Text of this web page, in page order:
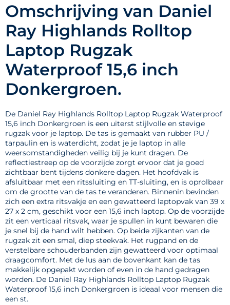
Omschrijving van Daniel
Ray Highlands Rolltop
Laptop Rugzak
Waterproof 15,6 inch
Donkergroen.
De Daniel Ray Highlands Rolltop Laptop Rugzak Waterproof
15,6 inch Donkergroen is een uiterst stijlvolle en stevige
rugzak voor je laptop. De tas is gemaakt van rubber PU /
tarpaulin en is waterdicht, zodat je je laptop in alle
weersomstandigheden veilig bij je kunt dragen. De
reflectiestreep op de voorzijde zorgt ervoor dat je goed
zichtbaar bent tijdens donkere dagen. Het hoofdvak is
afsluitbaar met een ritssluiting en TT-sluiting, en is oprolbaar
om de grootte van de tas te veranderen. Binnenin bevinden
zich een extra ritsvakje en een gewatteerd laptopvak van 39 x
27 x 2 cm, geschikt voor een 15,6 inch laptop. Op de voorzijde
zit een verticaal ritsvak, waar je spullen in kunt bewaren die
je snel bij de hand wilt hebben. Op beide zijkanten van de
rugzak zit een smal, diep steekvak. Het rugpand en de
verstelbare schouderbanden zijn gewatteerd voor optimaal
draagcomfort. Met de lus aan de bovenkant kan de tas
makkelijk opgepakt worden of even in de hand gedragen
worden. De Daniel Ray Highlands Rolltop Laptop Rugzak
Waterproof 15,6 inch Donkergroen is ideaal voor mensen die
een st.